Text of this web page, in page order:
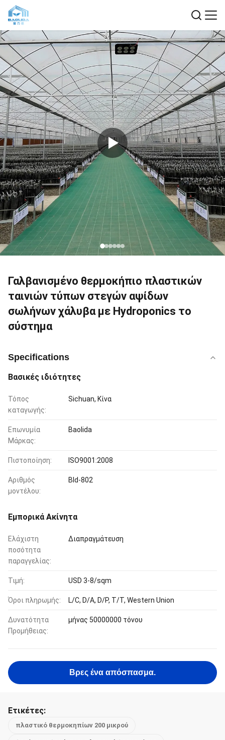
Γαλβανισμένο θερμοκήπιο πλαστικών
ταινιών τύπων στεγών αψίδων
σωλήνων χάλυβα με Hydroponics το
σύστημα
Specifications
Βασικές ιδιότητες
Τόπος
καταγωγής:
Sichuan, Κίνα
Επωνυμία
Μάρκας:
Baolida
Πιστοποίηση: ISO9001:2008
Αριθμός
μοντέλου:
Bld-802
Εμπορικά Ακίνητα
Ελάχιστη
ποσότητα
παραγγελίας:
Διαπραγμάτευση
Τιμή: USD 3-8/sqm
Όροι πληρωμής: L/C, D/A, D/P, T/T, Western Union
Δυνατότητα
Προμήθειας:
μήνας 50000000 τόνου
Βρες ένα απόσπασμα.
Ετικέτες:
πλαστικό θερμοκηπίων 200 μικρού